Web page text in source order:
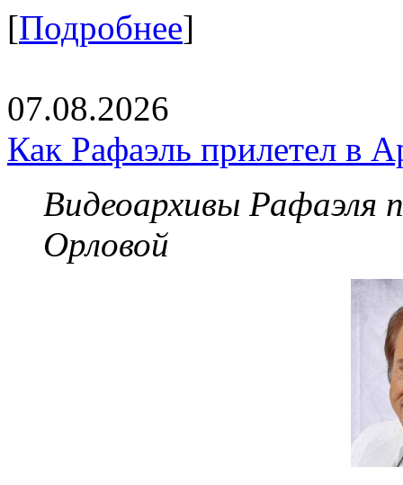
[Подробнее]
07.08.2026
Как Рафаэль прилетел в
Видеоархивы Рафаэля
Орловой